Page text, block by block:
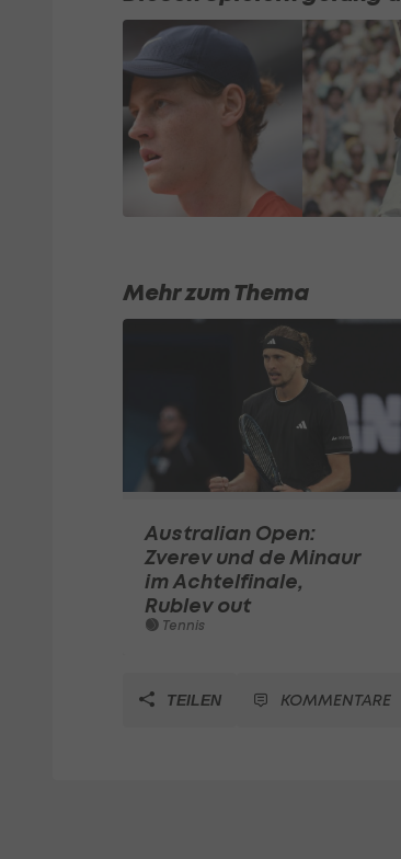
Mehr zum Thema
Australian Open:
Zverev und de Minaur
im Achtelfinale,
Rublev out
Tennis
TEILEN KOMMENTARE